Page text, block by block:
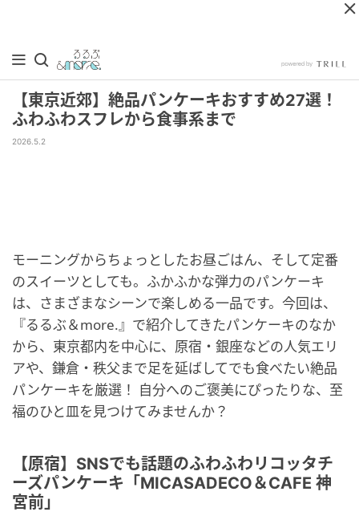
【東京近郊】絶品パンケーキおすすめ27選！
ふわふわスフレから食事系まで
2026.5.2
モーニングからちょっとしたお昼ごはん、そして定番
のスイーツとしても。ふかふかな弾力のパンケーキ
は、さまざまなシーンで楽しめる一品です。今回は、
『るるぶ＆more.』で紹介してきたパンケーキのなか
から、東京都内を中心に、原宿・銀座などの人気エリ
アや、鎌倉・秩父まで足を延ばしてでも食べたい絶品
パンケーキを厳選！ 自分へのご褒美にぴったりな、至
福のひと皿を見つけてみませんか？
【原宿】SNSでも話題のふわふわリコッタチ
ーズパンケーキ「MICASADECO＆CAFE 神
宮前」